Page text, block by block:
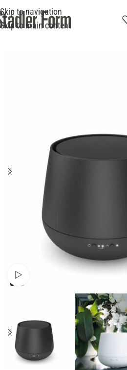
Skip to navigation
Skip to main content